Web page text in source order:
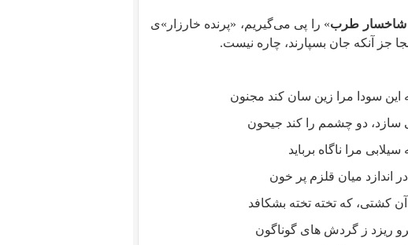
شاخسار طرب» را پی می‌گیریم، «پرنده خارزار»ی
جز آنکه جان بسپارند، چاره نیست.
این سودا مرا زین سان كند مجنون
سازد، دو چشمم را كند جیحون
مرا ناگاه برباید
اندازد میان قلزم پر خون
كشتی، كه تخته تخته بشكافد
ریزد ز گردش های گوناگون